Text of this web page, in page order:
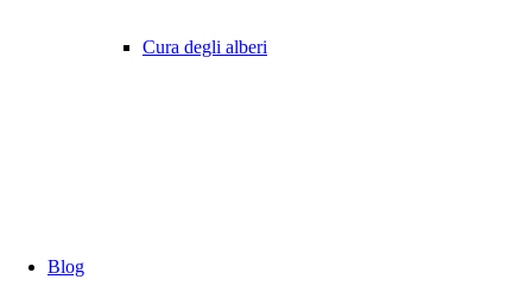
Cura degli alberi
Blog